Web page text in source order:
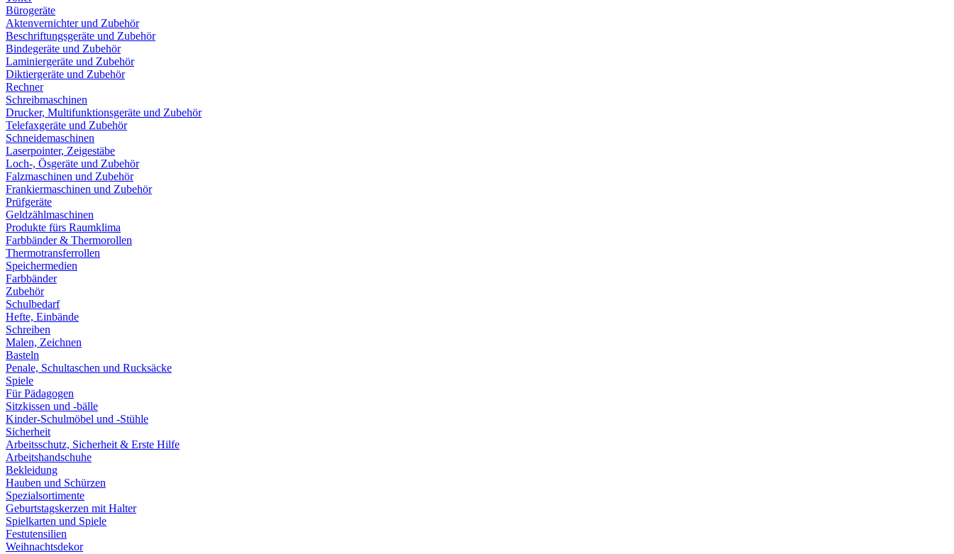
Bürogeräte
Aktenvernichter und Zubehör
Beschriftungsgeräte und Zubehör
Bindegeräte und Zubehör
Laminiergeräte und Zubehör
Diktiergeräte und Zubehör
Rechner
Schreibmaschinen
Drucker, Multifunktionsgeräte und Zubehör
Telefaxgeräte und Zubehör
Schneidemaschinen
Laserpointer, Zeigestäbe
Loch-, Ösgeräte und Zubehör
Falzmaschinen und Zubehör
Frankiermaschinen und Zubehör
Prüfgeräte
Geldzählmaschinen
Produkte fürs Raumklima
Farbbänder & Thermorollen
Thermotransferrollen
Speichermedien
Farbbänder
Zubehör
Schulbedarf
Hefte, Einbände
Schreiben
Malen, Zeichnen
Basteln
Penale, Schultaschen und Rucksäcke
Spiele
Für Pädagogen
Sitzkissen und -bälle
Kinder-Schulmöbel und -Stühle
Sicherheit
Arbeitsschutz, Sicherheit & Erste Hilfe
Arbeitshandschuhe
Bekleidung
Hauben und Schürzen
Spezialsortimente
Geburtstagskerzen mit Halter
Spielkarten und Spiele
Festutensilien
Weihnachtsdekor